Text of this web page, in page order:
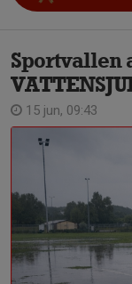
Sportvallen
15 jun, 09:43